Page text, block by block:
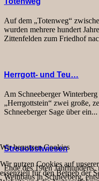
Auf dem „Totenweg“
wurden mehrere hundert
Zittenfelden zum Friedhof
Herrgott- und Teu…
Am Schneeberger
„Herrgottstein“ zwei große,
Schneeberger Sage über ein...
Streuobstwiesen
Ende des 19ten
Weinbaus in Schneeberg,
Wir benutzen Cookies
Wir nutzen Cookies auf
essenziell für den Betrieb der